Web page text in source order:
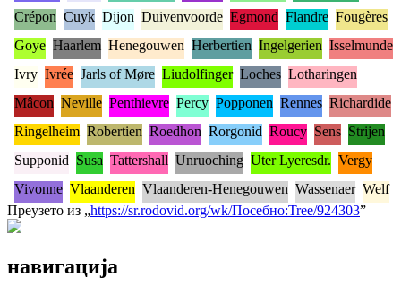
Crépon Cuyk Dijon Duivenvoorde Egmond Flandre Fougères
Goye Haarlem Henegouwen Herbertien Ingelgerien Isselmunde
Ivry Ivrée Jarls of Møre Liudolfinger Loches Lotharingen
Mâcon Neville Penthievre Percy Popponen Rennes Richardide
Ringelheim Robertien Roedhon Rorgonid Roucy Sens Strijen
Supponid Susa Tattershall Unruoching Uter Lyeresdr. Vergy
Vivonne Vlaanderen Vlaanderen-Henegouwen Wassenaer Welf
Преузето из „https://sr.rodovid.org/wk/Посебно:Tree/924303”
навигација